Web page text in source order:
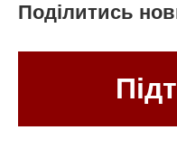
Поділитись